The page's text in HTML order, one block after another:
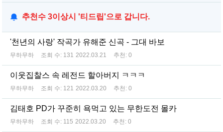
추천수 3이상시 '티드립'으로 갑니다.
'천년의 사랑' 작곡가 유해준 신곡 - 그대 바보
무하무하 조회 수: 131 2022.03.21 추천: 0
이웃집찰스 속 레전드 할아버지 ㅋㅋㅋ
무하무하 조회 수: 121 2022.03.20 추천: 0
김태호 PD가 꾸준히 욕먹고 있는 무한도전 몰카
무하무하 조회 수: 115 2022.03.20 추천: 0